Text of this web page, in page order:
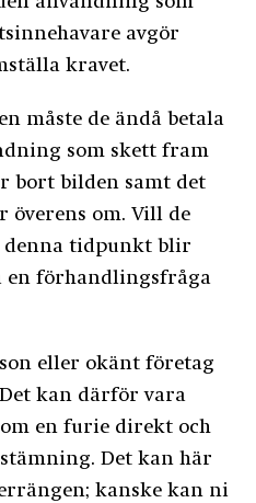
avgör
kravet.
måste de ändå betala
som skett fram
bort bilden samt det
överens om. Vill de
denna tidpunkt blir
en förhandlingsfråga
eller okänt företag
kan därför vara
en furie direkt och
Det kan här
kanske kan ni